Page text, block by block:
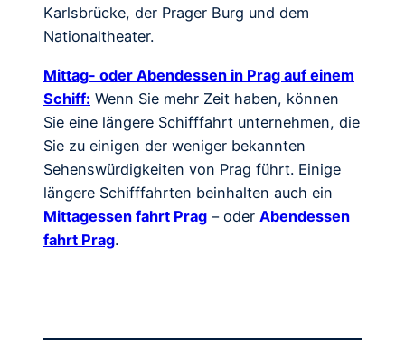
Karlsbrücke, der Prager Burg und dem
Nationaltheater.
Mittag- oder Abendessen in Prag auf einem
Schiff: Wenn Sie mehr Zeit haben, können
Sie eine längere Schifffahrt unternehmen, die
Sie zu einigen der weniger bekannten
Sehenswürdigkeiten von Prag führt. Einige
längere Schifffahrten beinhalten auch ein
Mittagessen fahrt Prag – oder Abendessen
fahrt Prag.